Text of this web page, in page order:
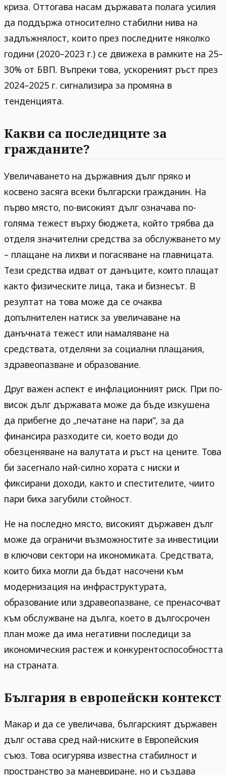
криза. Оттогава насам държавата полага усилия
да поддържа относително стабилни нива на
задлъжнялост, които през последните няколко
години (2020–2023 г.) се движеха в рамките на 25–
30% от БВП. Въпреки това, ускореният ръст през
2024–2025 г. сигнализира за промяна в
тенденцията.
Какви са последиците за
гражданите?
Увеличаването на държавния дълг пряко и
косвено засяга всеки български гражданин. На
първо място, по-високият дълг означава по-
голяма тежест върху бюджета, който трябва да
отделя значителни средства за обслужването му
– плащане на лихви и погасяване на главницата.
Тези средства идват от данъците, които плащат
както физическите лица, така и бизнесът. В
резултат на това може да се очаква
допълнителен натиск за увеличаване на
данъчната тежест или намаляване на
средствата, отделяни за социални плащания,
здравеопазване и образование.
Друг важен аспект е инфлационният риск. При по-
висок дълг държавата може да бъде изкушена
да прибегне до „печатане на пари“, за да
финансира разходите си, което води до
обезценяване на валутата и ръст на цените. Това
би засегнало най-силно хората с ниски и
фиксирани доходи, както и спестителите, чиито
пари биха загубили стойност.
Не на последно място, високият държавен дълг
може да ограничи възможностите за инвестиции
в ключови сектори на икономиката. Средствата,
които биха могли да бъдат насочени към
модернизация на инфраструктурата,
образование или здравеопазване, се пренасочват
към обслужване на дълга, което в дългосрочен
план може да има негативни последици за
икономическия растеж и конкурентоспособността
на страната.
България в европейски контекст
Макар и да се увеличава, българският държавен
дълг остава сред най-ниските в Европейския
съюз. Това осигурява известна стабилност и
пространство за маневриране, но и създава